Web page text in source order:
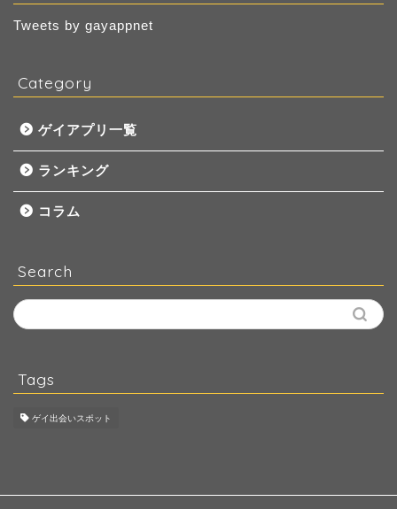
Tweets by gayappnet
Category
ゲイアプリ一覧
ランキング
コラム
Search
Tags
ゲイ出会いスポット